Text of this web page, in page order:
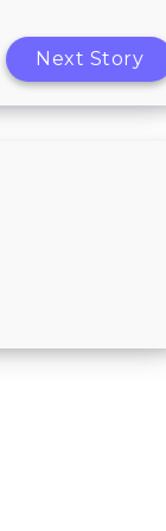
Next Story